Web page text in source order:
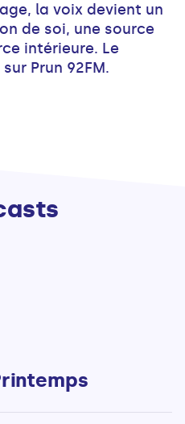
la voix devient un
de soi, une source
intérieure. Le
Prun 92FM.